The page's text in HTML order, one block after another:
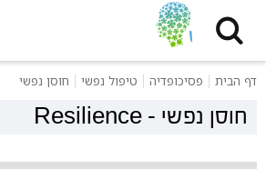
דף הבית פסיכופדיה טיפול נפשי חוסן נפשי
Resilience - חוסן נפשי